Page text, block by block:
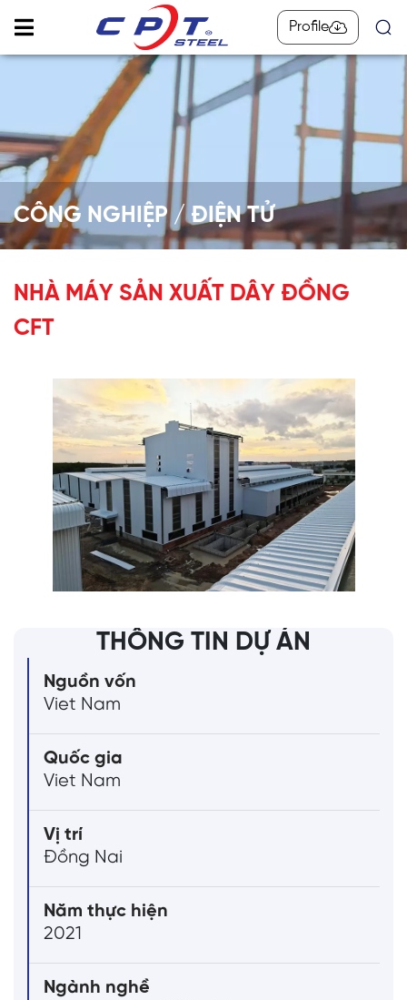
Profile
CÔNG NGHIỆP / ĐIỆN TỬ
NHÀ MÁY SẢN XUẤT DÂY ĐỒNG
CFT
THÔNG TIN DỰ ÁN
Nguồn vốn
Viet Nam
Quốc gia
Viet Nam
Vị trí
Đồng Nai
Năm thực hiện
2021
Ngành nghề